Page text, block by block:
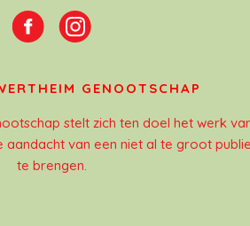
GENOOTSCHAP
stelt zich ten doel het werk
aandacht van een niet al te groot
te brengen.